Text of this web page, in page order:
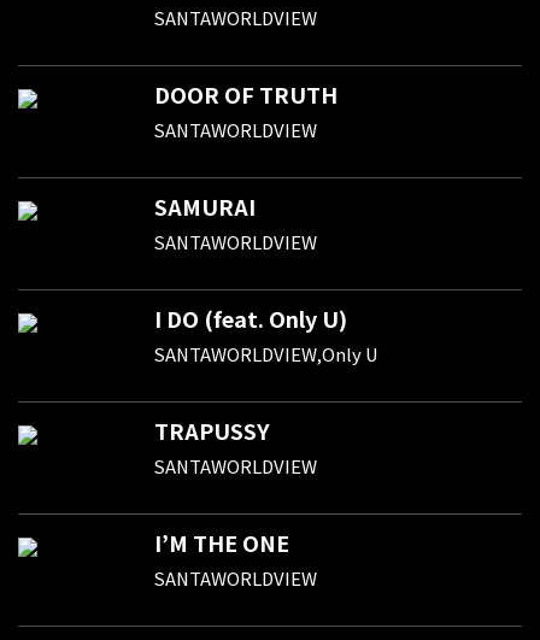
SANTAWORLDVIEW
DOOR OF TRUTH
SANTAWORLDVIEW
SAMURAI
SANTAWORLDVIEW
I DO (feat. Only U)
SANTAWORLDVIEW,Only U
TRAPUSSY
SANTAWORLDVIEW
I’M THE ONE
SANTAWORLDVIEW